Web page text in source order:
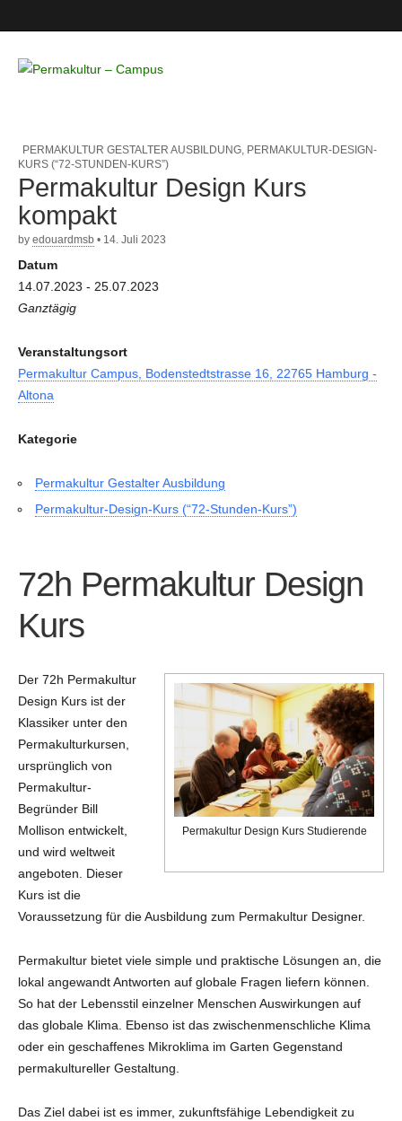
– Campus
PERMAKULTUR GESTALTER AUSBILDUNG
PERMAKULTUR-DESIGN-
KURS (“72-STUNDEN-KURS”)
Permakultur Design Kurs
kompakt
by edouardmsb • 14. Juli 2023
Datum
14.07.2023 - 25.07.2023
Ganztägig
Veranstaltungsort
Permakultur Campus, Bodenstedtstrasse 16, 22765 Hamburg -
Altona
Kategorie
Permakultur Gestalter Ausbildung
Permakultur-Design-Kurs (“72-Stunden-Kurs”)
72h Permakultur Design
Kurs
Permakultur Design Kurs Studierende
Der 72h Permakultur
Design Kurs ist der
Klassiker unter den
Permakulturkursen,
ursprünglich von
Permakultur-
Begründer Bill
Mollison entwickelt,
und wird weltweit
angeboten. Dieser
Kurs ist die
Voraussetzung für die Ausbildung zum Permakultur Designer.
Permakultur bietet viele simple und praktische Lösungen an, die
lokal angewandt Antworten auf globale Fragen liefern können.
So hat der Lebensstil einzelner Menschen Auswirkungen auf
das globale Klima. Ebenso ist das zwischenmenschliche Klima
oder ein geschaffenes Mikroklima im Garten Gegenstand
permakultureller Gestaltung.
Das Ziel dabei ist es immer, zukunftsfähige Lebendigkeit zu